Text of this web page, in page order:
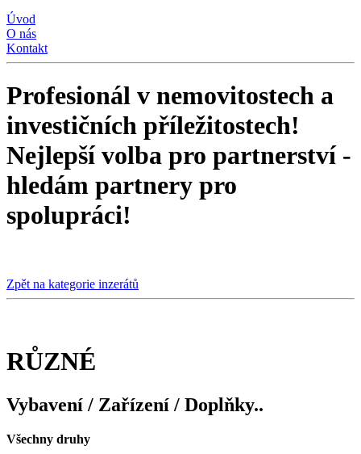
Úvod
O nás
Kontakt
Profesionál v nemovitostech a
investičních příležitostech!
Nejlepší volba pro partnerství -
hledám partnery pro
spolupráci!
Zpět na kategorie inzerátů
RŮZNÉ
Vybavení / Zařízení / Doplňky..
Všechny druhy